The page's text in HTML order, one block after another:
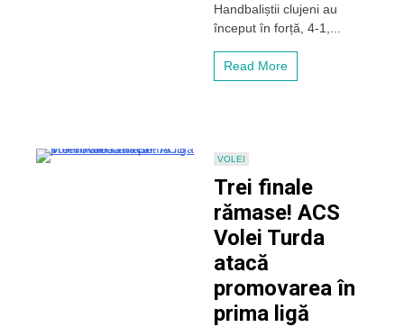
Handbaliștii clujeni au
început în forță, 4-1,...
Read More
VOLEI
Trei finale
rămase! ACS
Volei Turda
atacă
promovarea în
prima ligă